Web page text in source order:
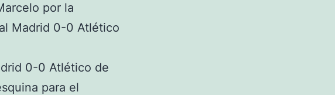
por la
Madrid 0-0 Atlético
0-0 Atlético de
para el